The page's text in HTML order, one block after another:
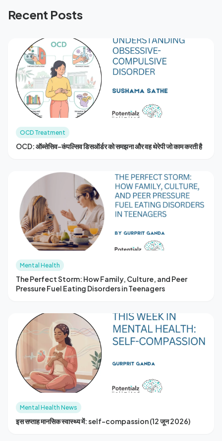
Recent Posts
OCD Treatment
OCD: ऑब्सेसिव-कंपल्सिव डिसऑर्डर को समझना और वह थेरेपी जो काम करती है
Mental Health
The Perfect Storm: How Family, Culture, and Peer
Pressure Fuel Eating Disorders in Teenagers
Mental Health News
इस सप्ताह मानसिक स्वास्थ्य में: self-compassion (12 जून 2026)